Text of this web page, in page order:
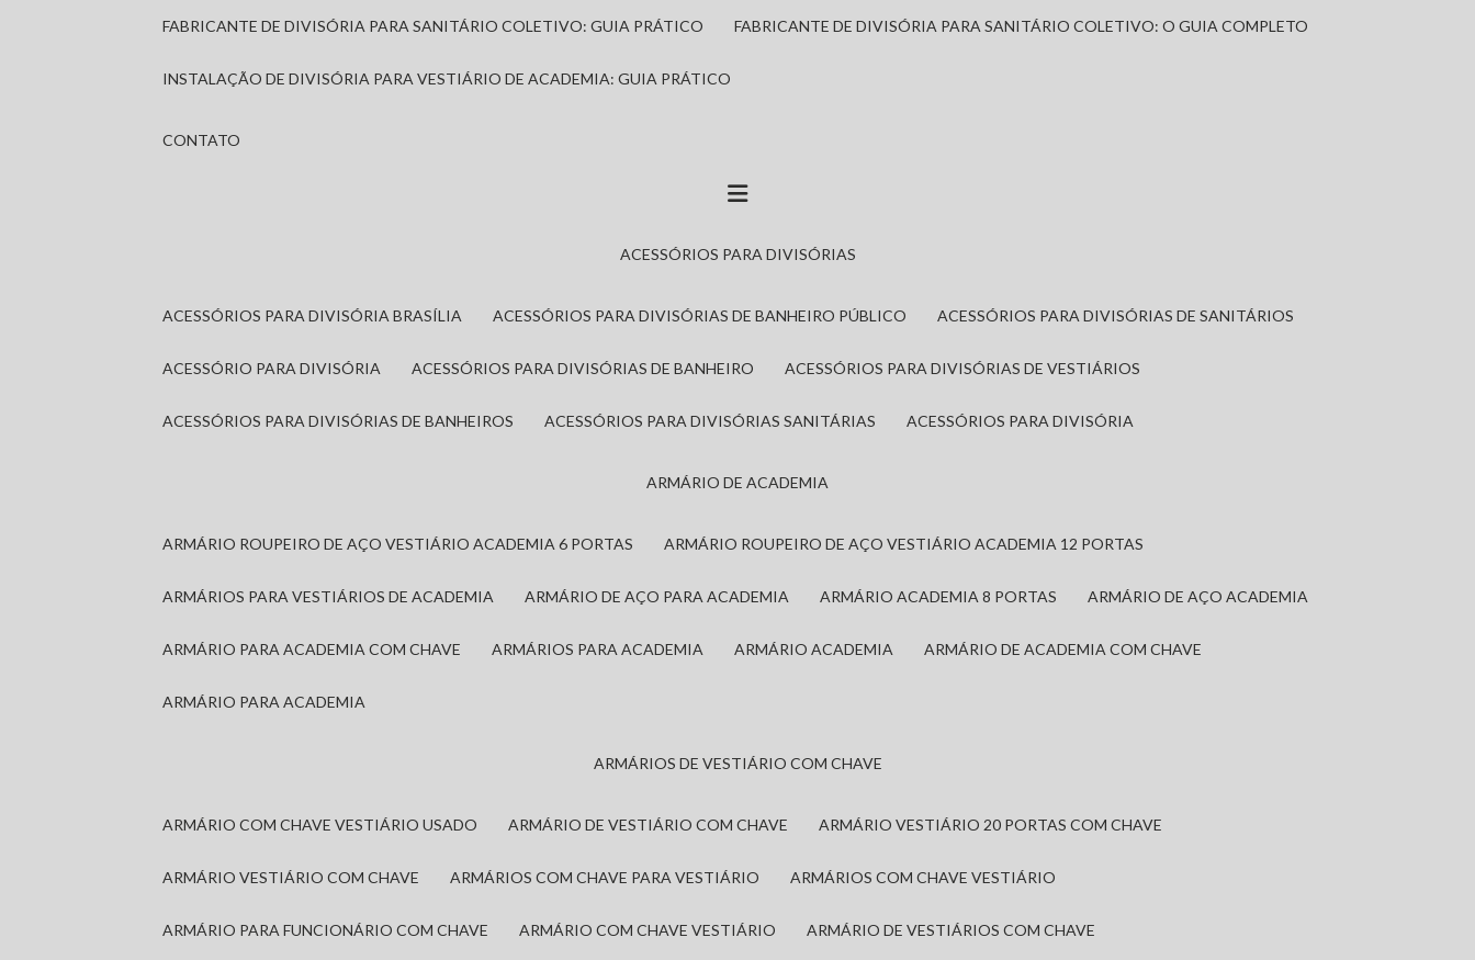
FABRICANTE DE DIVISÓRIA PARA SANITÁRIO COLETIVO: GUIA PRÁTICO FABRICANTE DE DIVISÓRIA PARA SANITÁRIO COLETIVO: O GUIA COMPLETO
INSTALAÇÃO DE DIVISÓRIA PARA VESTIÁRIO DE ACADEMIA: GUIA PRÁTICO
CONTATO
ACESSÓRIOS PARA DIVISÓRIAS
ACESSÓRIOS PARA DIVISÓRIA BRASÍLIA ACESSÓRIOS PARA DIVISÓRIAS DE BANHEIRO PÚBLICO ACESSÓRIOS PARA DIVISÓRIAS DE SANITÁRIOS
ACESSÓRIO PARA DIVISÓRIA ACESSÓRIOS PARA DIVISÓRIAS DE BANHEIRO ACESSÓRIOS PARA DIVISÓRIAS DE VESTIÁRIOS
ACESSÓRIOS PARA DIVISÓRIAS DE BANHEIROS ACESSÓRIOS PARA DIVISÓRIAS SANITÁRIAS ACESSÓRIOS PARA DIVISÓRIA
ARMÁRIO DE ACADEMIA
ARMÁRIO ROUPEIRO DE AÇO VESTIÁRIO ACADEMIA 6 PORTAS ARMÁRIO ROUPEIRO DE AÇO VESTIÁRIO ACADEMIA 12 PORTAS
ARMÁRIOS PARA VESTIÁRIOS DE ACADEMIA ARMÁRIO DE AÇO PARA ACADEMIA ARMÁRIO ACADEMIA 8 PORTAS ARMÁRIO DE AÇO ACADEMIA
ARMÁRIO PARA ACADEMIA COM CHAVE ARMÁRIOS PARA ACADEMIA ARMÁRIO ACADEMIA ARMÁRIO DE ACADEMIA COM CHAVE
ARMÁRIO PARA ACADEMIA
ARMÁRIOS DE VESTIÁRIO COM CHAVE
ARMÁRIO COM CHAVE VESTIÁRIO USADO ARMÁRIO DE VESTIÁRIO COM CHAVE ARMÁRIO VESTIÁRIO 20 PORTAS COM CHAVE
ARMÁRIO VESTIÁRIO COM CHAVE ARMÁRIOS COM CHAVE PARA VESTIÁRIO ARMÁRIOS COM CHAVE VESTIÁRIO
ARMÁRIO PARA FUNCIONÁRIO COM CHAVE ARMÁRIO COM CHAVE VESTIÁRIO ARMÁRIO DE VESTIÁRIOS COM CHAVE